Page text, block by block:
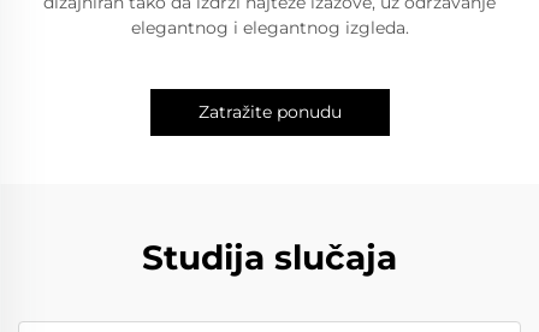
elegantnog i elegantnog izgleda.
Zatražite ponudu
Studija slučaja